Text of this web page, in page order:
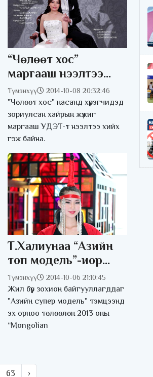
“Чөлөөт хос”
маргааш нээлтээ
хийнэ
Түмэнхүү 2014-10-08 20:32:46
"Чөлөөт хос" насанд хүрэгчидэд
зориулсан хайрын жүжиг
маргааш УДЭТ-т нээлтээ хийх
гэж байна.
Т.Халиунаа “Азийн
топ модель”-иор
өргөмжлөгдлөө
Түмэнхүү 2014-10-06 21:10:45
Жил бүр зохион байгууллагддаг
"Азийн супер модель" тэмцээнд
эх орноо төлөөлөн 2013 оны
“Mongolian
63 ›